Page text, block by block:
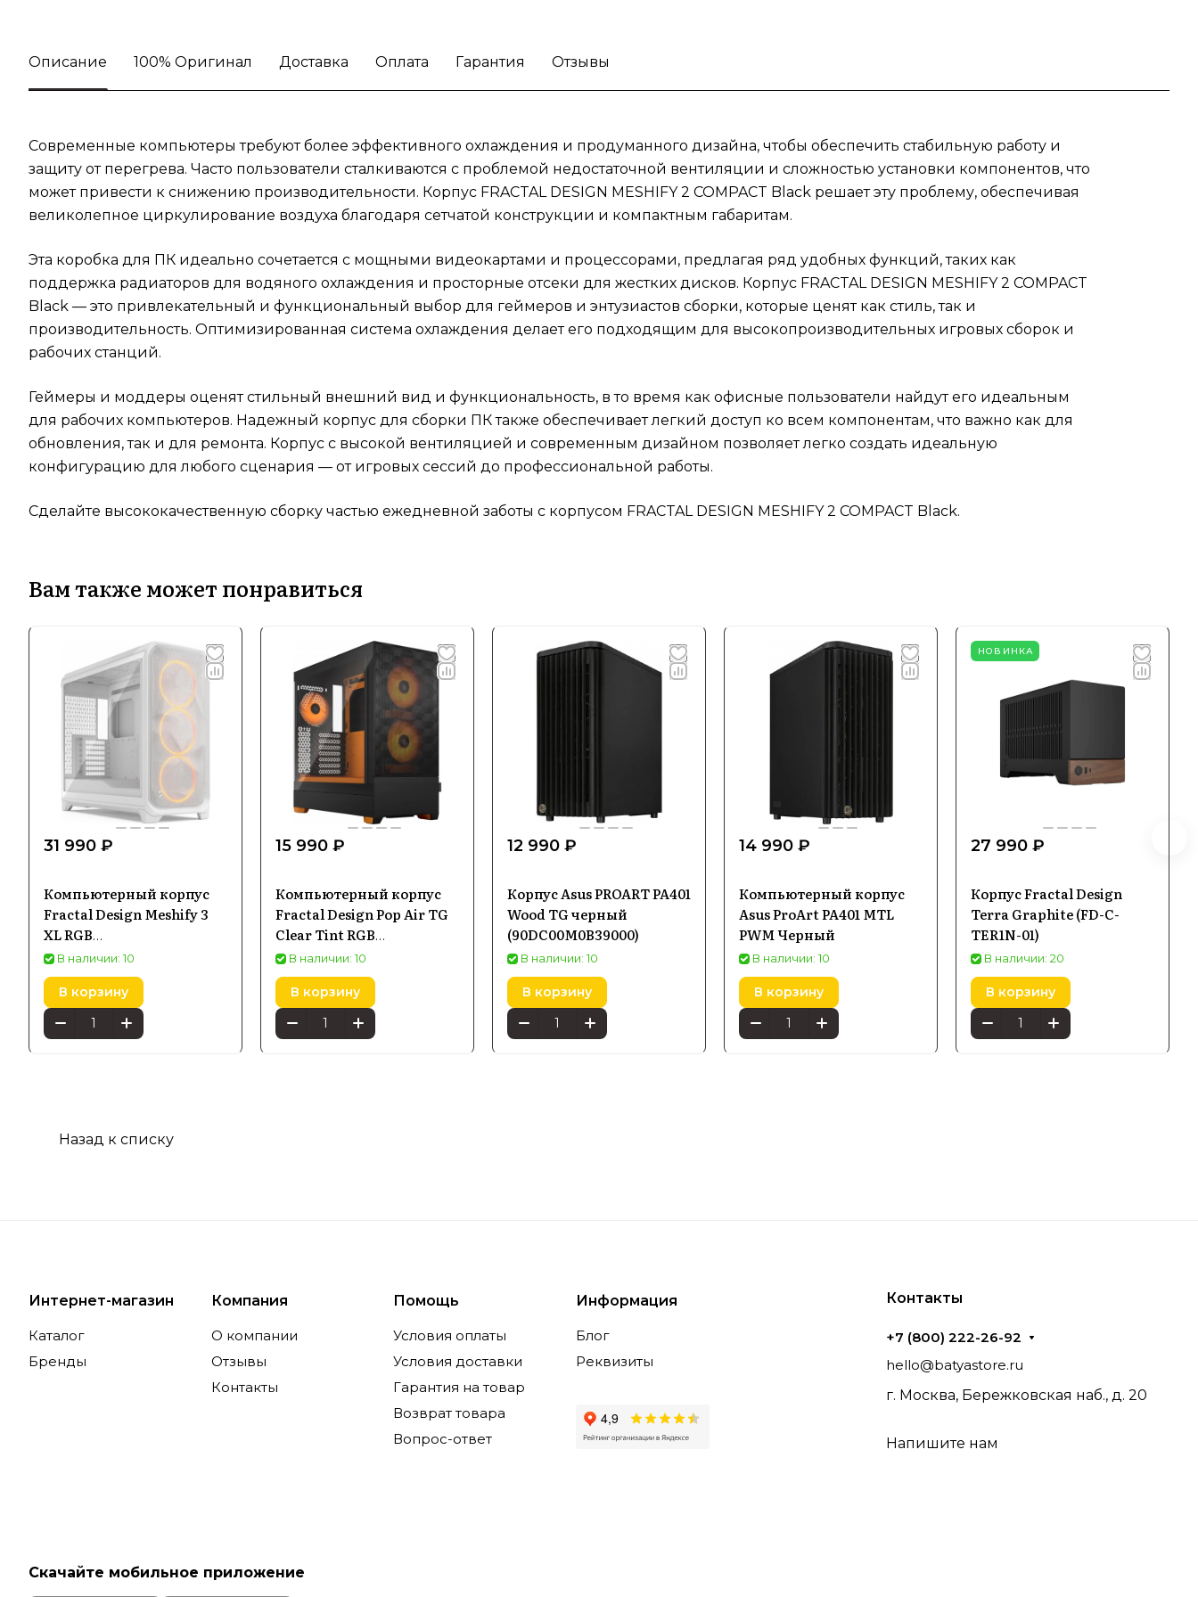
стильный внешний вид и функциональность, в
обеспечивает легкий доступ ко всем
компонентам, что важно как для обновления,
так и для ремонта. Корпус с высокой
вентиляцией и современным дизайном
конфигурацию для любого сценария — от
игровых сессий до профессиональной
работы.
Сделайте высококачественную сборку
FRACTAL DESIGN MESHIFY 2 COMPACT Black.
Описание 100% Оригинал Доставка Оплата Гарантия Отзывы
Современные компьютеры требуют более эффективного охлаждения и продуманного дизайна, чтобы обеспечить стабильную работу и
защиту от перегрева. Часто пользователи сталкиваются с проблемой недостаточной вентиляции и сложностью установки компонентов, что
может привести к снижению производительности. Корпус FRACTAL DESIGN MESHIFY 2 COMPACT Black решает эту проблему, обеспечивая
великолепное циркулирование воздуха благодаря сетчатой конструкции и компактным габаритам.
Эта коробка для ПК идеально сочетается с мощными видеокартами и процессорами, предлагая ряд удобных функций, таких как
поддержка радиаторов для водяного охлаждения и просторные отсеки для жестких дисков. Корпус FRACTAL DESIGN MESHIFY 2 COMPACT
Black — это привлекательный и функциональный выбор для геймеров и энтузиастов сборки, которые ценят как стиль, так и
производительность. Оптимизированная система охлаждения делает его подходящим для высокопроизводительных игровых сборок и
рабочих станций.
Геймеры и моддеры оценят стильный внешний вид и функциональность, в то время как офисные пользователи найдут его идеальным
для рабочих компьютеров. Надежный корпус для сборки ПК также обеспечивает легкий доступ ко всем компонентам, что важно как для
обновления, так и для ремонта. Корпус с высокой вентиляцией и современным дизайном позволяет легко создать идеальную
конфигурацию для любого сценария — от игровых сессий до профессиональной работы.
Сделайте высококачественную сборку частью ежедневной заботы с корпусом FRACTAL DESIGN MESHIFY 2 COMPACT Black.
Вам также может понравиться
31 990 ₽
Компьютерный корпус
Fractal Design Meshify 3
XL RGB
(KOFDEOB0MESH3X6)
В наличии: 10
В корзину
15 990 ₽
Компьютерный корпус
Fractal Design Pop Air TG
Clear Tint RGB
(FDCPOR1A05)
В наличии: 10
В корзину
12 990 ₽
Корпус Asus PROART PA401
Wood TG черный
(90DC00M0B39000)
В наличии: 10
В корзину
14 990 ₽
Компьютерный корпус
Asus ProArt PA401 MTL
PWM Черный
В наличии: 10
В корзину
НОВИНКА
27 990 ₽
Корпус Fractal Design
Terra Graphite (FD-C-
TER1N-01)
В наличии: 20
В корзину
Назад к списку
Интернет-магазин
Каталог
Бренды
Компания
О компании
Отзывы
Контакты
Помощь
Условия оплаты
Условия доставки
Гарантия на товар
Возврат товара
Вопрос-ответ
Информация
Блог
Реквизиты
Контакты
+7 (800) 222-26-92
hello@batyastore.ru
г. Москва, Бережковская наб., д. 20
Напишите нам
Скачайте мобильное приложение